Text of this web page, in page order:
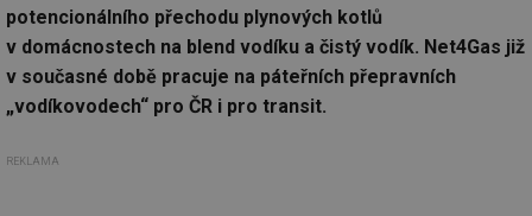
potencionálního přechodu plynových kotlů
v domácnostech na blend vodíku a čistý vodík. Net4Gas již
v současné době pracuje na páteřních přepravních
„vodíkovodech“ pro ČR i pro transit.
REKLAMA